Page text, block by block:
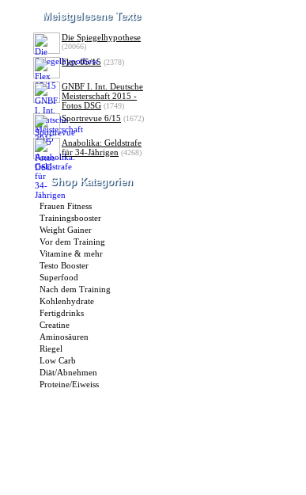
Meistgelesene Texte
Die Spiegelhypothese
(20066)
Flex 05/15 (2378)
GNBF I. Int. Deutsche
Meisterschaft 2015 -
Fotos DSG (1749)
Sportrevue 6/15 (1672)
Anabolika: Geldstrafe
für 34-Jährigen (4268)
Shop Kategorien
Frauen Fitness
Trainingsbooster
Weight Gainer
Vor dem Training
Vitamine & mehr
Testo Booster
Superfood
Nach dem Training
Kohlenhydrate
Fertigdrinks
Creatine
Aminosäuren
Riegel
Low Carb
Diät/Abnehmen
Proteine/Eiweiss